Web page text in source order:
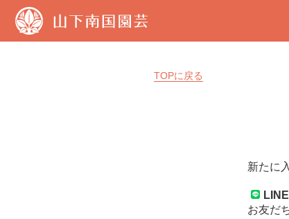
山
下
南
TOPに戻る
新たに
お友だ